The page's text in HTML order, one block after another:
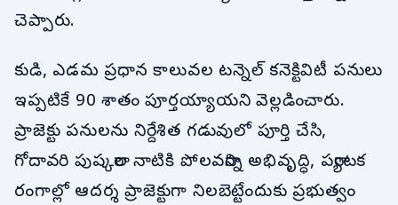
చెప్పారు.
కుడి, ఎడమ ప్రధాన కాలువల టన్నెల్ కనెక్టివిటీ పనులు
ఇప్పటికే 90 శాతం పూర్తయ్యాయని వెల్లడించారు.
ప్రాజెక్టు పనులను నిర్దేశిత గడువులో పూర్తి చేసి,
గోదావరి పుష్కరాల నాటికి పోలవరాన్ని అభివృద్ధి, పర్యాటక
రంగాల్లో ఆదర్శ ప్రాజెక్టుగా నిలబెట్టేందుకు ప్రభుత్వం